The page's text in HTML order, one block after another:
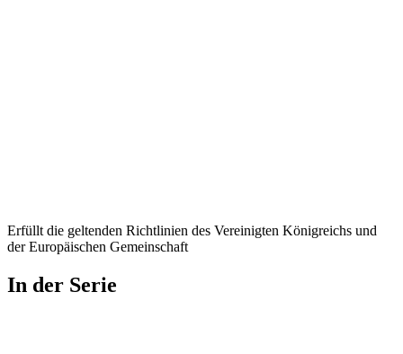
Erfüllt die geltenden Richtlinien des Vereinigten Königreichs und
der Europäischen Gemeinschaft
In der Serie